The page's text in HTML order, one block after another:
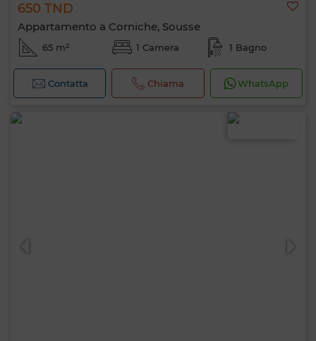
650 TND
Appartamento a Corniche, Sousse
65 m² 1 Camera 1 Bagno
Contatta Chiama WhatsApp